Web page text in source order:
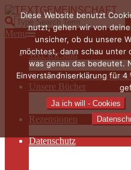
Skip
to
content
TEXTGEMEINSCHAFT
Search
Primary
Navigation
Menu
Menu
Wer wir sind
Die
Sieben Fragen an… /
Unsere Bücher
Autorenservices
Rezensionen
Datenschutz
Diese Website benutzt
nutzt, gehen wir von
unsicher, ob du unsere
möchtest, dann schau unter
was genau das bedeutet.
Einverständniserklärung für
Ja ich will - Cookies